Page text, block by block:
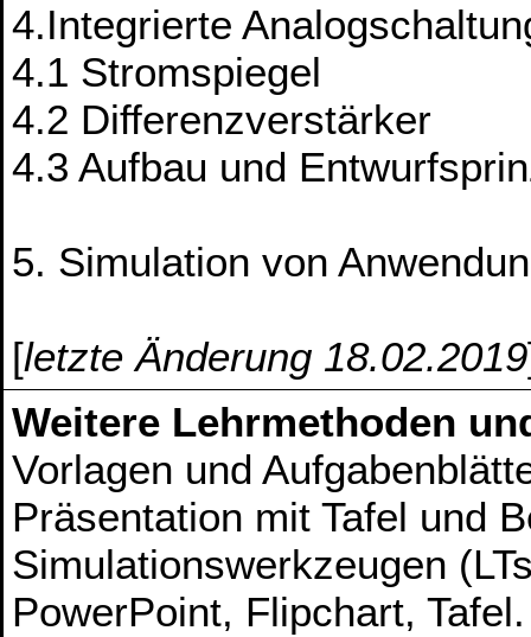
4.Integrierte
4.1 Stromspiegel
4.2 Differenzverstärker
4.3 Aufbau und
5. Simulation von
[letzte Änderung 18.02.2019
Weitere Lehrmethoden
Vorlagen und
Präsentation mit Tafel und
Simulationswerkzeugen
PowerPoint, Flipchart, Tafel.